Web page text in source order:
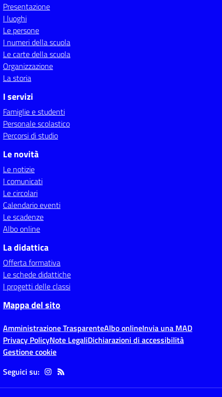
Presentazione
I luoghi
Le persone
I numeri della scuola
Le carte della scuola
Organizzazione
La storia
I servizi
Famiglie e studenti
Personale scolastico
Percorsi di studio
Le novità
Le notizie
I comunicati
Le circolari
Calendario eventi
Le scadenze
Albo online
La didattica
Offerta formativa
Le schede didattiche
I progetti delle classi
Mappa del sito
Amministrazione TrasparenteAlbo onlineInvia una MAD
Privacy PolicyNote LegaliDichiarazioni di accessibilità
Gestione cookie
Seguici su: